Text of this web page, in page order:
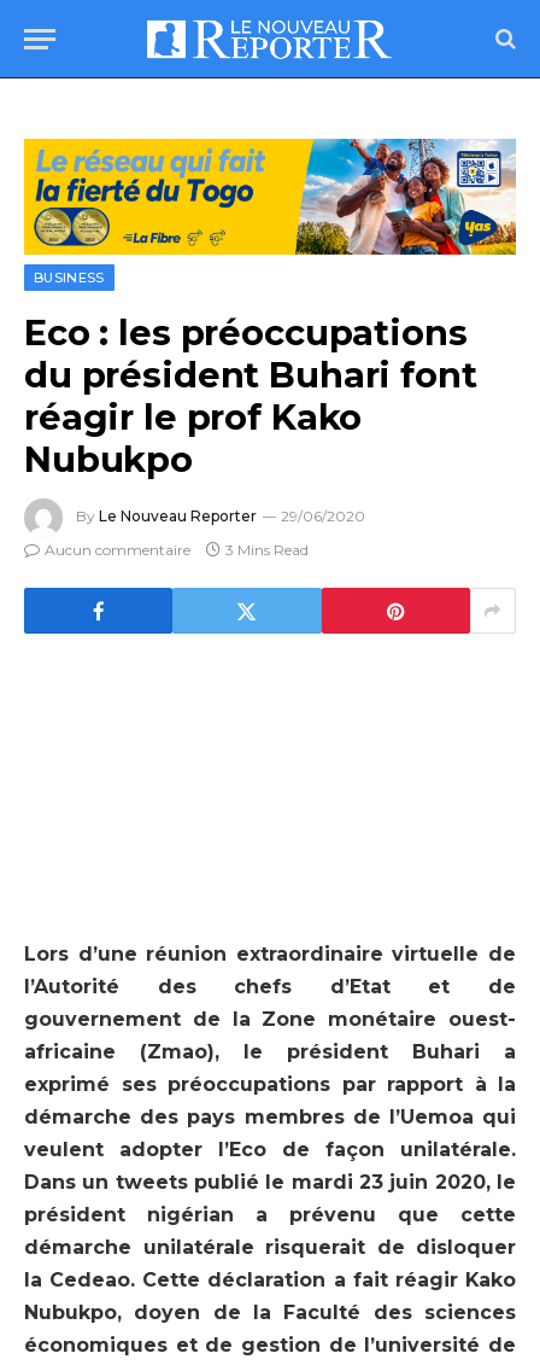
BUSINESS
Eco : les préoccupations
du président Buhari font
réagir le prof Kako
Nubukpo
By Le Nouveau Reporter
29/06/2020
Aucun commentaire
3 Mins Read
Lors d’une réunion extraordinaire virtuelle de
l’Autorité des chefs d’Etat et de
gouvernement de la Zone monétaire ouest-
africaine (Zmao), le président Buhari a
exprimé ses préoccupations par rapport à la
démarche des pays membres de l’Uemoa qui
veulent adopter l’Eco de façon unilatérale.
Dans un tweets publié le mardi 23 juin 2020, le
président nigérian a prévenu que cette
démarche unilatérale risquerait de disloquer
la Cedeao. Cette déclaration a fait réagir Kako
Nubukpo, doyen de la Faculté des sciences
économiques et de gestion de l’université de